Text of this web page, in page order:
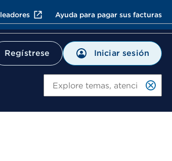
Ayuda para pagar sus facturas
Regístrese Iniciar sesión